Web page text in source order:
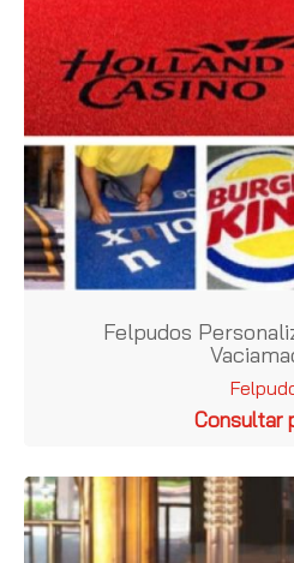
Felpudos
Consultar